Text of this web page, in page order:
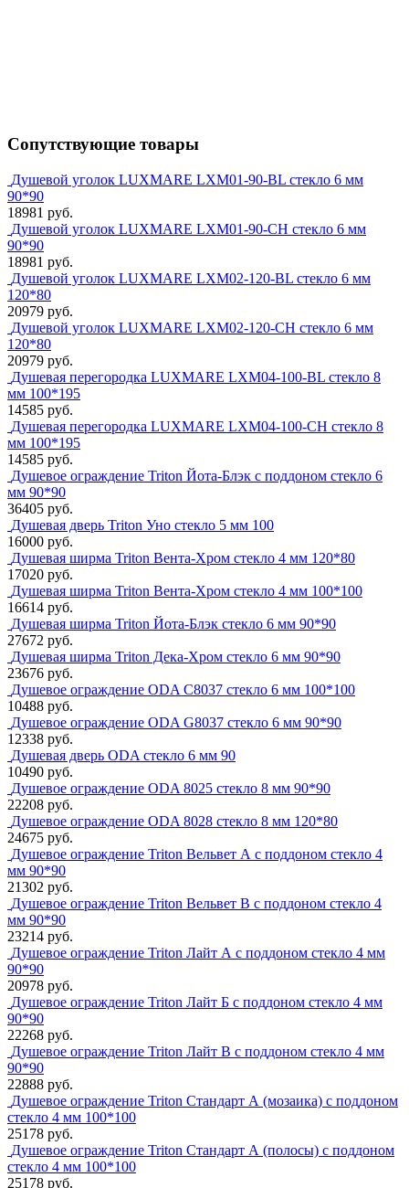
Сопутствующие товары
Душевой уголок LUXMARE LXM01-90-BL стекло 6 мм
90*90
18981 руб.
Душевой уголок LUXMARE LXM01-90-CH стекло 6 мм
90*90
18981 руб.
Душевой уголок LUXMARE LXM02-120-BL стекло 6 мм
120*80
20979 руб.
Душевой уголок LUXMARE LXM02-120-CH стекло 6 мм
120*80
20979 руб.
Душевая перегородка LUXMARE LXM04-100-BL стекло 8
мм 100*195
14585 руб.
Душевая перегородка LUXMARE LXM04-100-CH стекло 8
мм 100*195
14585 руб.
Душевое ограждение Triton Йота-Блэк с поддоном стекло 6
мм 90*90
36405 руб.
Душевая дверь Triton Уно стекло 5 мм 100
16000 руб.
Душевая ширма Triton Вента-Хром стекло 4 мм 120*80
17020 руб.
Душевая ширма Triton Вента-Хром стекло 4 мм 100*100
16614 руб.
Душевая ширма Triton Йота-Блэк стекло 6 мм 90*90
27672 руб.
Душевая ширма Triton Дека-Хром стекло 6 мм 90*90
23676 руб.
Душевое ограждение ODA C8037 стекло 6 мм 100*100
10488 руб.
Душевое ограждение ODA G8037 стекло 6 мм 90*90
12338 руб.
Душевая дверь ODA стекло 6 мм 90
10490 руб.
Душевое ограждение ODA 8025 стекло 8 мм 90*90
22208 руб.
Душевое ограждение ODA 8028 стекло 8 мм 120*80
24675 руб.
Душевое ограждение Triton Вельвет А с поддоном стекло 4
мм 90*90
21302 руб.
Душевое ограждение Triton Вельвет В с поддоном стекло 4
мм 90*90
23214 руб.
Душевое ограждение Triton Лайт А с поддоном стекло 4 мм
90*90
20978 руб.
Душевое ограждение Triton Лайт Б с поддоном стекло 4 мм
90*90
22268 руб.
Душевое ограждение Triton Лайт В с поддоном стекло 4 мм
90*90
22888 руб.
Душевое ограждение Triton Стандарт А (мозаика) с поддоном
стекло 4 мм 100*100
25178 руб.
Душевое ограждение Triton Стандарт А (полосы) с поддоном
стекло 4 мм 100*100
25178 руб.